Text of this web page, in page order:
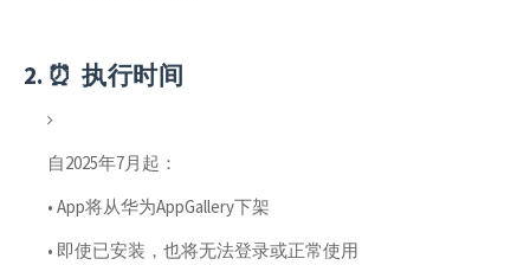
2. ⏰ 执行时间
自2025年7月起 ：
• App将从华为AppGallery下架
• 即使已安装，也将无法登录或正常使用